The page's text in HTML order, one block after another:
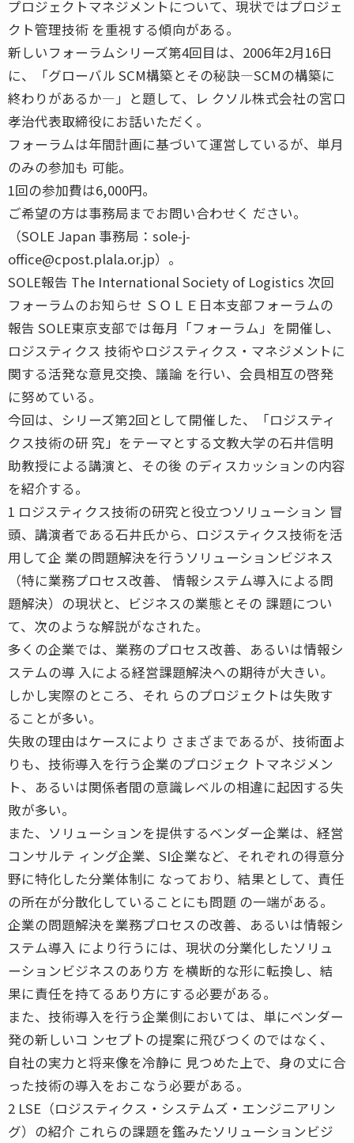
プロジェクトマネジメントについて、現状ではプロジェ
クト管理技術 を重視する傾向がある。
新しいフォーラムシリーズ第4回目は、2006年2月16日
に、「グローバル SCM構築とその秘訣―SCMの構築に
終わりがあるか―」と題して、レ クソル株式会社の宮口
孝治代表取締役にお話いただく。
フォーラムは年間計画に基づいて運営しているが、単月
のみの参加も 可能。
1回の参加費は6,000円。
ご希望の方は事務局までお問い合わせく ださい。
（SOLE Japan 事務局：sole-j-
office@cpost.plala.or.jp）。
SOLE報告 The International Society of Logistics 次回
フォーラムのお知らせ ＳＯＬＥ日本支部フォーラムの
報告 SOLE東京支部では毎月「フォーラム」を開催し、
ロジスティクス 技術やロジスティクス・マネジメントに
関する活発な意見交換、議論 を行い、会員相互の啓発
に努めている。
今回は、シリーズ第2回として開催した、「ロジスティ
クス技術の研 究」をテーマとする文教大学の石井信明
助教授による講演と、その後 のディスカッションの内容
を紹介する。
1 ロジスティクス技術の研究と役立つソリューション 冒
頭、講演者である石井氏から、ロジスティクス技術を活
用して企 業の問題解決を行うソリューションビジネス
（特に業務プロセス改善、 情報システム導入による問
題解決）の現状と、ビジネスの業態とその 課題につい
て、次のような解説がなされた。
多くの企業では、業務のプロセス改善、あるいは情報シ
ステムの導 入による経営課題解決への期待が大きい。
しかし実際のところ、それ らのプロジェクトは失敗す
ることが多い。
失敗の理由はケースにより さまざまであるが、技術面よ
りも、技術導入を行う企業のプロジェク トマネジメン
ト、あるいは関係者間の意識レベルの相違に起因する失
敗が多い。
また、ソリューションを提供するベンダー企業は、経営
コンサルテ ィング企業、SI企業など、それぞれの得意分
野に特化した分業体制に なっており、結果として、責任
の所在が分散化していることにも問題 の一端がある。
企業の問題解決を業務プロセスの改善、あるいは情報シ
ステム導入 により行うには、現状の分業化したソリュ
ーションビジネスのあり方 を横断的な形に転換し、結
果に責任を持てるあり方にする必要がある。
また、技術導入を行う企業側においては、単にベンダー
発の新しいコ ンセプトの提案に飛びつくのではなく、
自社の実力と将来像を冷静に 見つめた上で、身の丈に合
った技術の導入をおこなう必要がある。
2 LSE（ロジスティクス・システムズ・エンジニアリン
グ）の紹介 これらの課題を鑑みたソリューションビジ